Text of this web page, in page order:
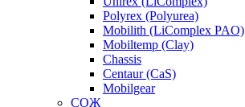
Polyrex (Polyurea)
Mobilith (LiComplex PAO)
Mobiltemp (Clay)
Chassis
Centaur (CaS)
Mobilgear
СОЖ